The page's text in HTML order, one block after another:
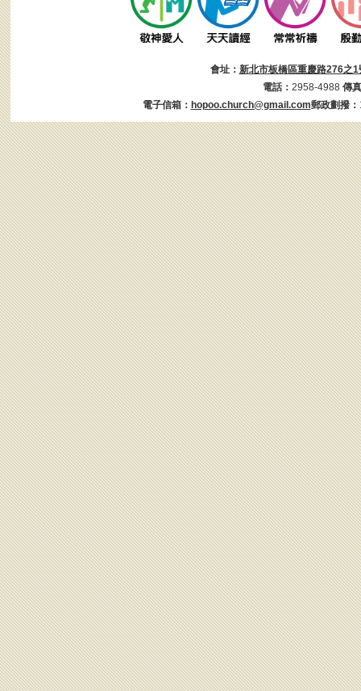
會址： 新北市板橋區重慶路276之1
電話： 2958-4988 傳
電子信箱： hopoo.church@gmail.com郵政劃撥：